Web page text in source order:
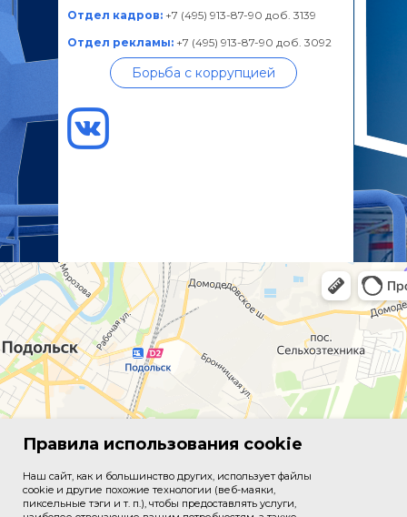
Отдел кадров: +7 (495) 913-87-90 доб. 3139
Отдел рекламы: +7 (495) 913-87-90 доб. 3092
Борьба с коррупцией
Правила использования cookie
Наш сайт, как и большинство других, использует файлы
cookie и другие похожие технологии (веб-маяки,
пиксельные тэги и т. п.), чтобы предоставлять услуги,